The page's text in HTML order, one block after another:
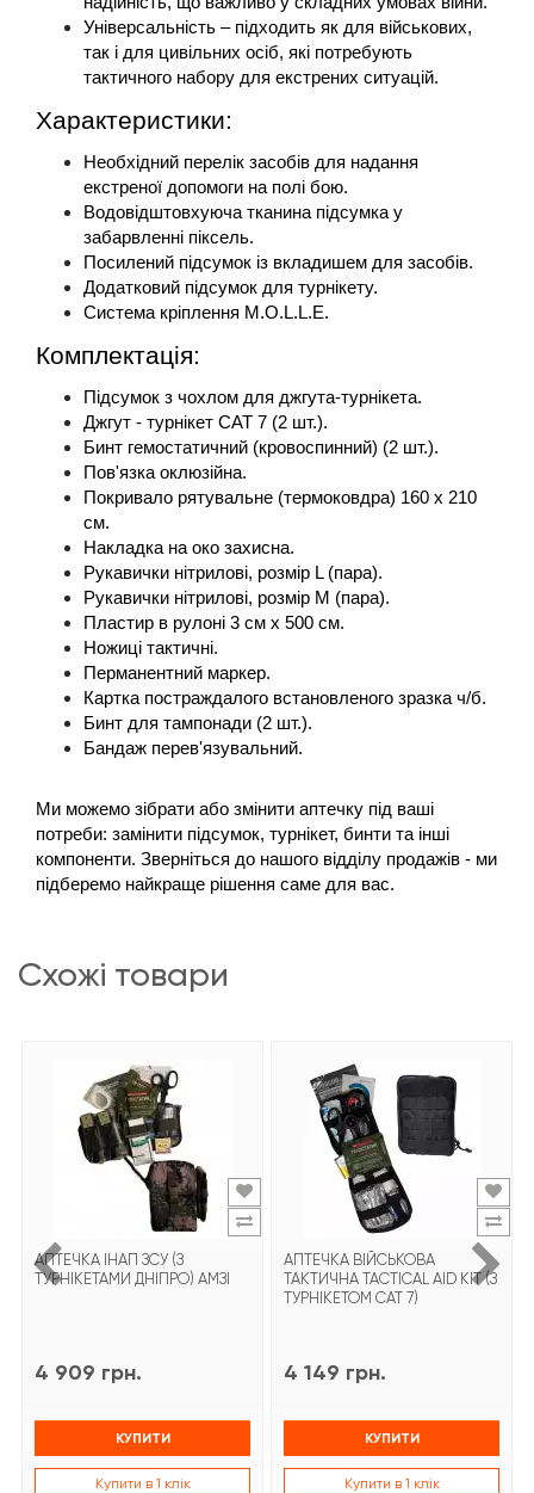
Універсальність – підходить як для військових,
так і для цивільних осіб, які потребують
тактичного набору для екстрених ситуацій.
Характеристики:
Необхідний перелік засобів для надання
екстреної допомоги на полі бою.
Водовідштовхуюча тканина підсумка у
забарвленні піксель.
Посилений підсумок із вкладишем для засобів.
Додатковий підсумок для турнікету.
Система кріплення M.O.L.L.E.
Комплектація:
Підсумок з чохлом для джгута-турнікета.
Джгут - турнікет CAT 7 (2 шт.).
Бинт гемостатичний (кровоспинний) (2 шт.).
Пов'язка оклюзійна.
Покривало рятувальне (термоковдра) 160 х 210
см.
Накладка на око захисна.
Рукавички нітрилові, розмір L (пара).
Рукавички нітрилові, розмір М (пара).
Пластир в рулоні 3 см х 500 см.
Ножиці тактичні.
Перманентний маркер.
Картка постраждалого встановленого зразка ч/б.
Бинт для тампонади (2 шт.).
Бандаж перев'язувальний.
Ми можемо зібрати або змінити аптечку під ваші
потреби: замінити підсумок, турнікет, бинти та інші
компоненти. Зверніться до нашого відділу продажів - ми
підберемо найкраще рішення саме для вас.
схожі товари
АПТЕЧКА ІНАП ЗСУ (З
ТУРНІКЕТАМИ ДНІПРО) АМЗІ
4 909 грн.
КУПИТИ
Купити в 1 клік
АПТЕЧКА ВІЙСЬКОВА
ТАКТИЧНА TACTICAL AID KIT (З
ТУРНІКЕТОМ CAT 7)
4 149 грн.
КУПИТИ
Купити в 1 клік